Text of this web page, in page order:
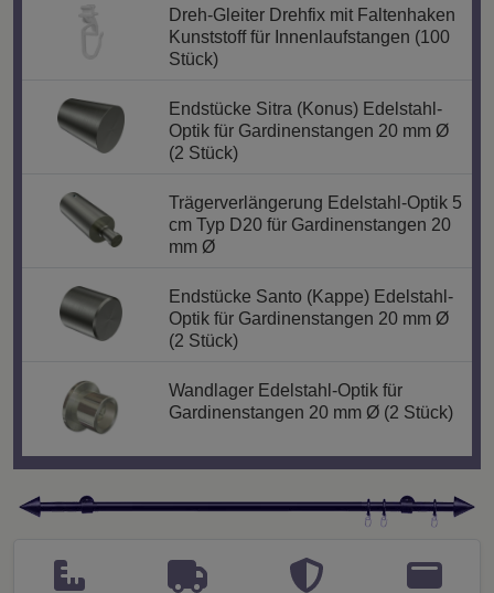
Dreh-Gleiter Drehfix mit Faltenhaken
Kunststoff für Innenlaufstangen (100
Stück)
Endstücke Sitra (Konus) Edelstahl-
Optik für Gardinenstangen 20 mm Ø
(2 Stück)
Trägerverlängerung Edelstahl-Optik 5
cm Typ D20 für Gardinenstangen 20
mm Ø
Endstücke Santo (Kappe) Edelstahl-
Optik für Gardinenstangen 20 mm Ø
(2 Stück)
Wandlager Edelstahl-Optik für
Gardinenstangen 20 mm Ø (2 Stück)